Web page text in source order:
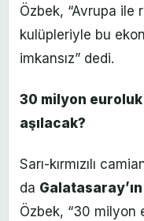
Özbek, “Avrupa ile
kulüpleriyle bu
imkansız” dedi.
30 milyon
aşılacak?
Sarı-kırmızılı
da
Özbek, “30 milyon